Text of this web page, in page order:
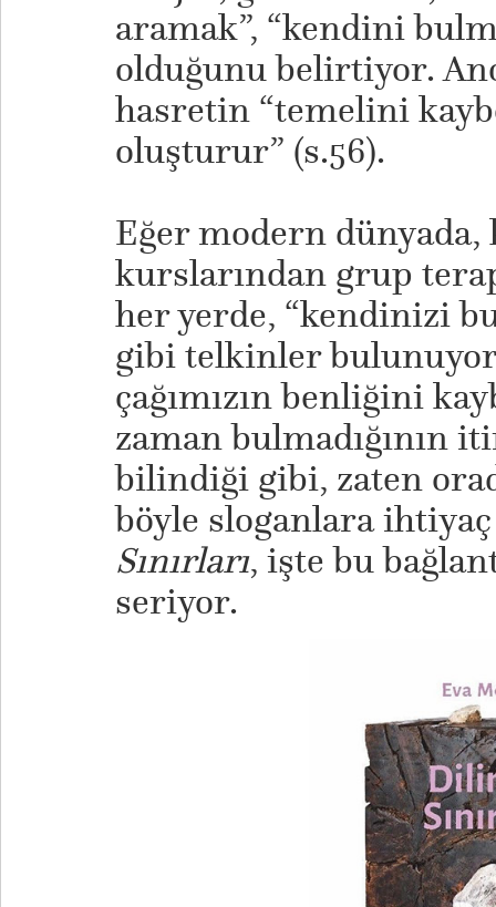
aramak”, “kendini
olduğunu belirtiyor.
hasretin “temelini
oluşturur” (s.56).
​Eğer modern
kurslarından grup
her yerde, “kendinizi
gibi telkinler
çağımızın benliğini
zaman bulmadığının
bilindiği gibi, zaten
böyle sloganlara
Sınırları, işte bu
seriyor.